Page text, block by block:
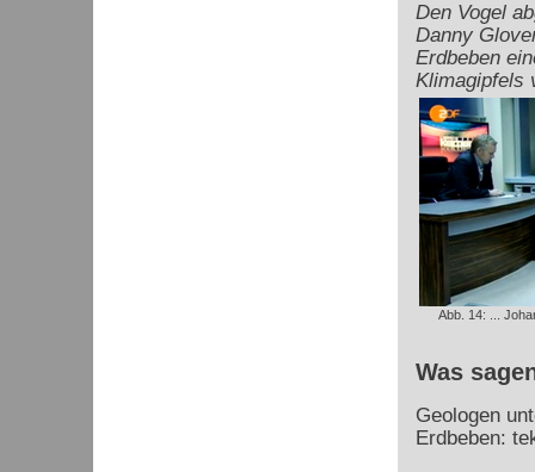
Den Vogel
Danny
Erdbeben
Klimagipfels
Abb. 14: ...
Was
Geologen
Erdbeben: